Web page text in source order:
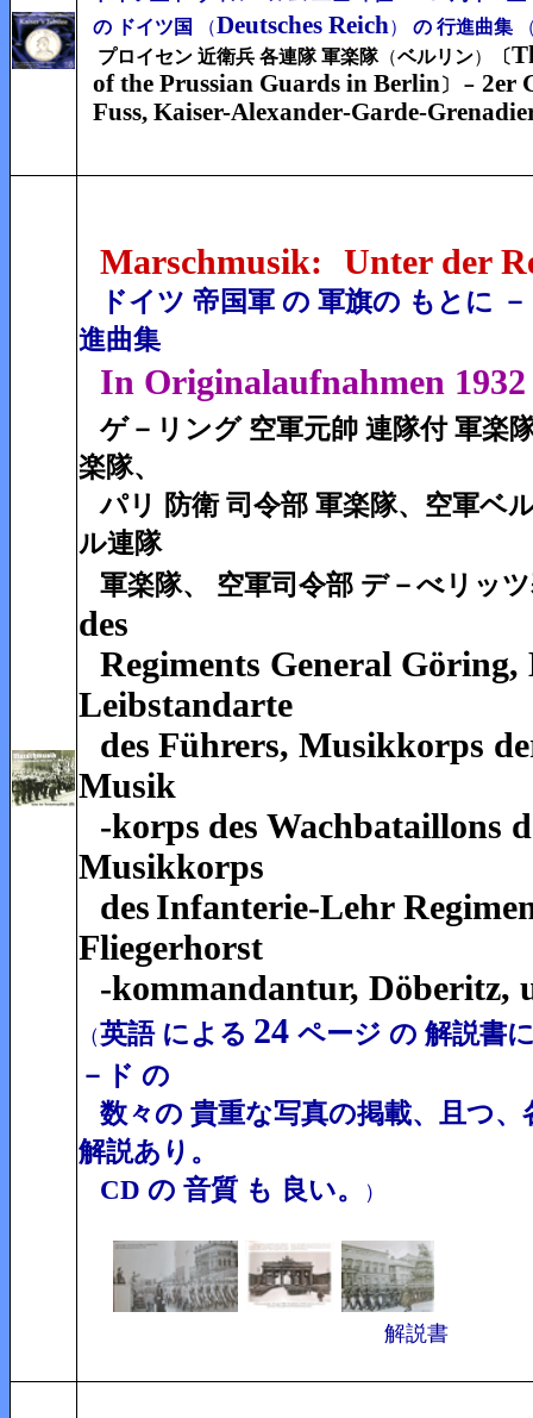
の
ドイツ国 （Deutsches Reich） の 行進曲集
プロイセン 近衛兵 各連隊 軍楽隊（ベルリン） 〔
of the Prussian Guards in Berlin 〕－ 2er
Fuss, Kaiser-Alexander-Garde-
Marschmusik: Unter der
ドイツ 帝国軍 の 軍旗の もとに
進曲集
In Originalaufnahmen 1932
ゲ－リング 空軍元帥 連隊付 軍楽
楽隊、
パリ 防衛 司令部 軍楽隊、空軍ベ
ル連隊
軍楽隊、 空軍司令部 デ－べリッ
des
Regiments General
Leibstandarte
des Führers, Musikkorps
Musik
-korps des Wachbataillons
Musikkorps
des Infanterie-Lehr
Fliegerhorst
-kommandantur, Döberitz,
（英語 による 24 ページ の 解説書
－ド の
数々の 貴重な写真の掲載、且つ
解説あり。
CD の 音質 も 良い。
）
解説書